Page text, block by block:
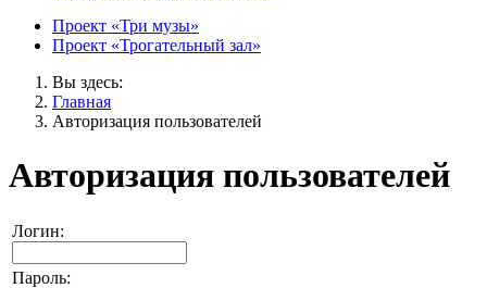
Проект «Три музы»
Проект «Трогательный зал»
Вы здесь:
Главная
Авторизация пользователей
Авторизация пользователей
Логин:
Пароль: